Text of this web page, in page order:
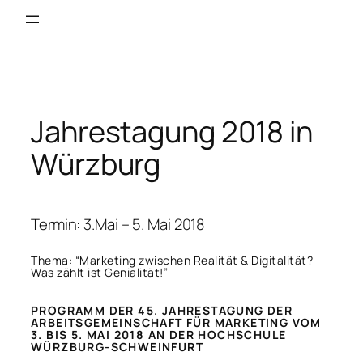
Jahrestagung 2018 in
Würzburg
Termin: 3.Mai – 5. Mai 2018
Thema: “Marketing zwischen Realität & Digitalität?
Was zählt ist Genialität!”
PROGRAMM DER 45. JAHRESTAGUNG DER
ARBEITSGEMEINSCHAFT FÜR MARKETING VOM
3. BIS 5. MAI 2018 AN DER HOCHSCHULE
WÜRZBURG-SCHWEINFURT